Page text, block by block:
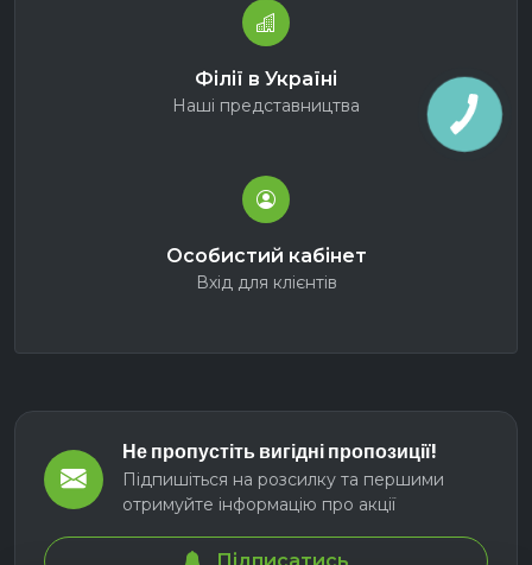
Філії в Україні
Наші представництва
Особистий кабінет
Вхід для клієнтів
Не пропустіть вигідні пропозиції!
Підпишіться на розсилку та першими
отримуйте інформацію про акції